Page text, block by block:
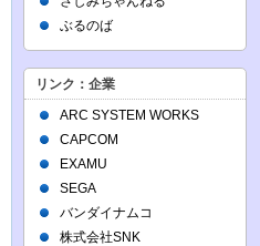
ぶるのば
リンク：企業
ARC SYSTEM WORKS
CAPCOM
EXAMU
SEGA
バンダイナムコ
株式会社SNK